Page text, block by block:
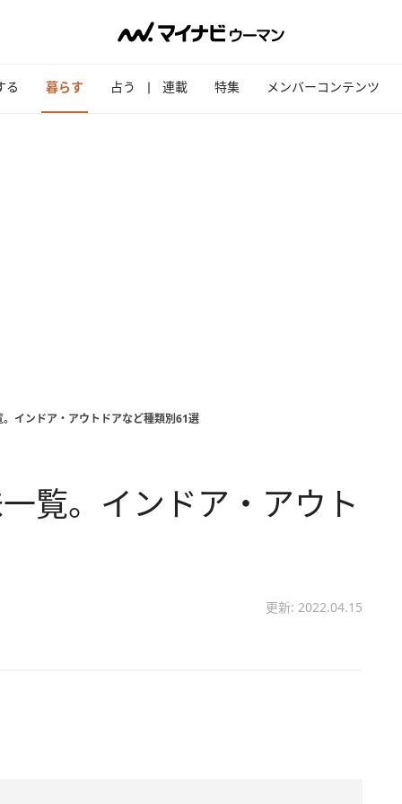
る 暮らす 占う 連載 特集 メンバーコンテンツ
インドア・アウトドアなど種類別61選
覧。インドア・アウト
更新: 2022.04.15